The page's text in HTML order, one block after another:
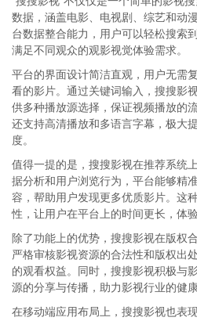
数据，涵盖电影、电视剧、综艺和动
台数据整合能力，用户可以轻松搜索
满足不同观众的观影视觉体验需求。
平台的界面设计简洁直观，用户无需
看的影片。通过关键词输入，搜搜影
供多种播放源选择，保证视频播放的
还支持高清播放和多语言字幕，极大
度。
值得一提的是，搜搜影视在推荐系统
据分析和用户浏览行为，平台能够精
容，帮助用户发现更多优质影片。这
性，让用户在平台上的时间更长，体
除了功能上的优势，搜搜影视在版权
严格审核影视资源的合法性和版权出
的观看权益。同时，搜搜影视积极与
源的分享与传播，助力影视行业的健康
在移动端应用布局上，搜搜影视也表